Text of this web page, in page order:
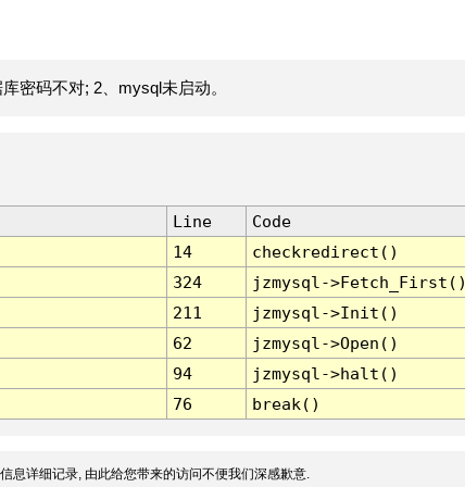
密码不对; 2、mysql未启动。
Line
Code
14
checkredirect()
324
jzmysql-
211
jzmysql->Init()
62
jzmysql->Open()
94
jzmysql->halt()
76 break()
息详细记录, 由此给您带来的访问不便我们深感歉意.